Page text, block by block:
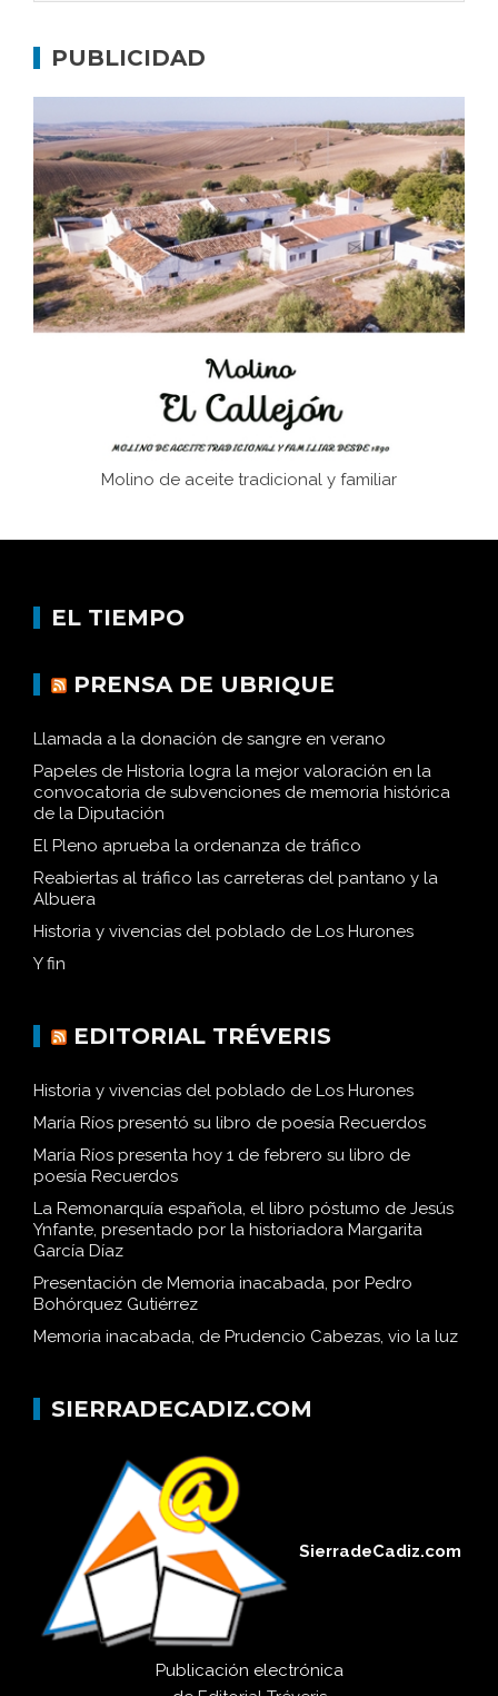
concentración nazis
Bornos
El Frente Popular. Ubrique, febrero-julio 1936
Juntar las letras. La alfabetización en el campo: del
afán de saber a la autogestión
Historia y vivencias del poblado de Los Hurones
PUBLICIDAD
Molino de aceite tradicional y familiar
EL TIEMPO
PRENSA DE UBRIQUE
Llamada a la donación de sangre en verano
Papeles de Historia logra la mejor valoración en la
convocatoria de subvenciones de memoria histórica
de la Diputación
El Pleno aprueba la ordenanza de tráfico
Reabiertas al tráfico las carreteras del pantano y la
Albuera
Historia y vivencias del poblado de Los Hurones
Y fin
EDITORIAL TRÉVERIS
Historia y vivencias del poblado de Los Hurones
María Ríos presentó su libro de poesía Recuerdos
María Ríos presenta hoy 1 de febrero su libro de
poesía Recuerdos
La Remonarquía española, el libro póstumo de Jesús
Ynfante, presentado por la historiadora Margarita
García Díaz
Presentación de Memoria inacabada, por Pedro
Bohórquez Gutiérrez
Memoria inacabada, de Prudencio Cabezas, vio la luz
SIERRADECADIZ.COM
SierradeCadiz.com
Publicación electrónica